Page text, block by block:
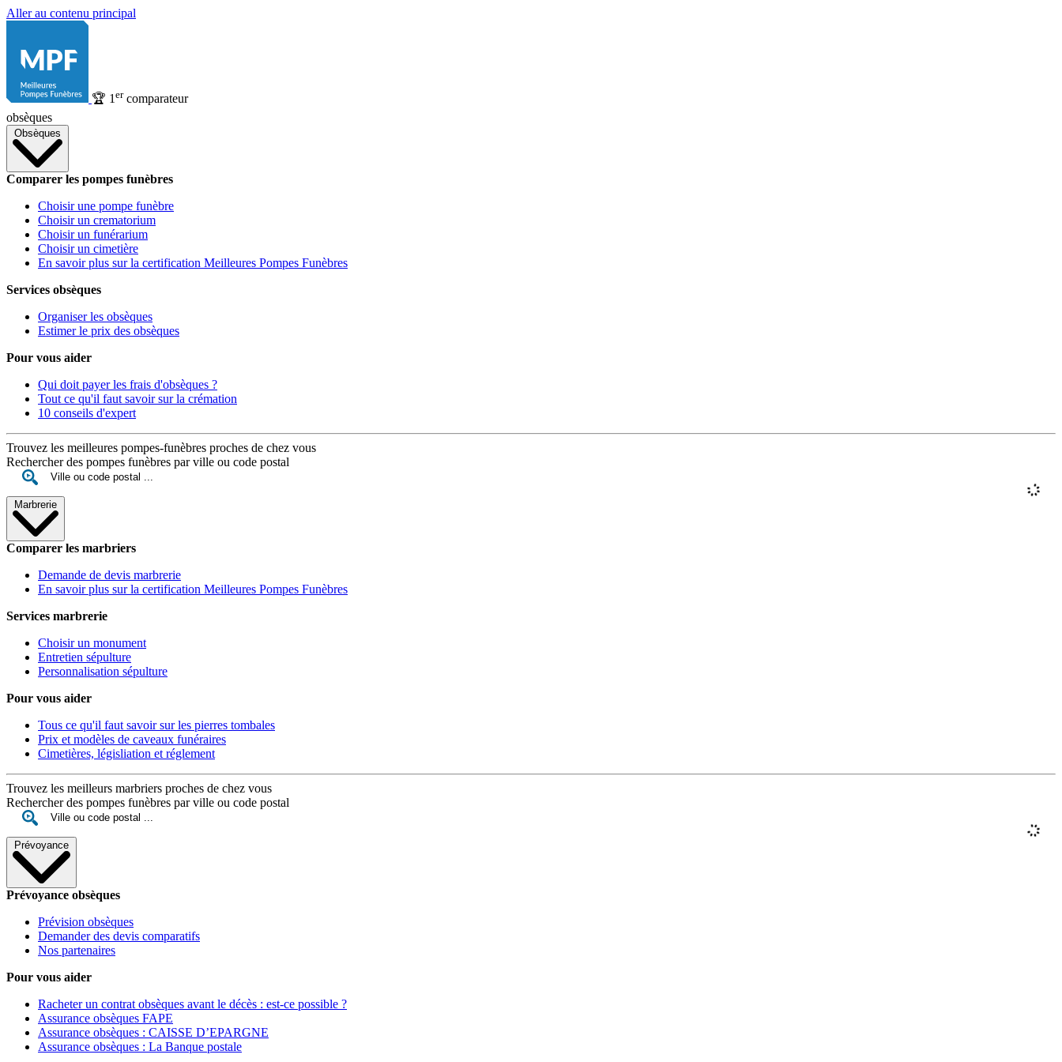
Aller au contenu principal
🏆 1 ercomparateur
obsèques
Obsèques
Comparer les pompes funèbres
Choisir une pompe funèbre
Choisir un crematorium
Choisir un funérarium
Choisir un cimetière
En savoir plus sur la certification Meilleures Pompes Funèbres
Services obsèques
Organiser les obsèques
Estimer le prix des obsèques
Pour vous aider
Qui doit payer les frais d'obsèques ?
Tout ce qu'il faut savoir sur la crémation
10 conseils d'expert
Trouvez les meilleures pompes-funèbres proches de chez vous
Rechercher des pompes funèbres par ville ou code postal
Marbrerie
Comparer les marbriers
Demande de devis marbrerie
En savoir plus sur la certification Meilleures Pompes Funèbres
Services marbrerie
Choisir un monument
Entretien sépulture
Personnalisation sépulture
Pour vous aider
Tous ce qu'il faut savoir sur les pierres tombales
Prix et modèles de caveaux funéraires
Cimetières, législiation et réglement
Trouvez les meilleurs marbriers proches de chez vous
Rechercher des pompes funèbres par ville ou code postal
Prévoyance
Prévoyance obsèques
Prévision obsèques
Demander des devis comparatifs
Nos partenaires
Pour vous aider
Racheter un contrat obsèques avant le décès : est-ce possible ?
Assurance obsèques FAPE
Assurance obsèques : CAISSE D’EPARGNE
Assurance obsèques : La Banque postale